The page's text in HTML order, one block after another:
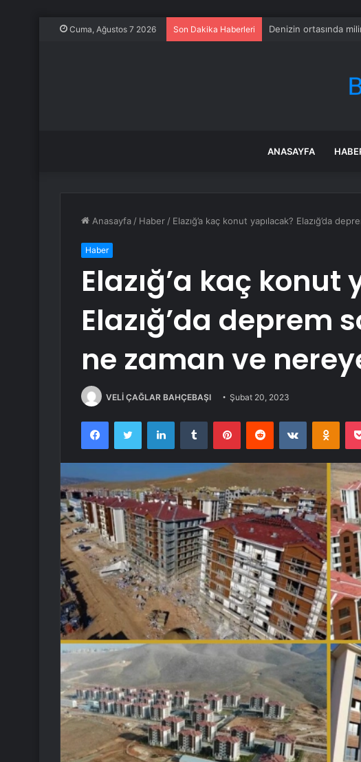
Cuma, Ağustos 7 2026 Son Dakika Haberleri Kastamonu’da Sis
ANASAYFA
Anasayfa / Haber / Elazığ’a kaç konut yapılacak? Elazığ’da
Haber
Elazığ’a kaç konut
Elazığ’da deprem
ne zaman ve
VELİ ÇAĞLAR BAHÇEBAŞI Şubat 20, 2023
FacebookTwitter LinkedInTumblr PinterestReddit VKontakte